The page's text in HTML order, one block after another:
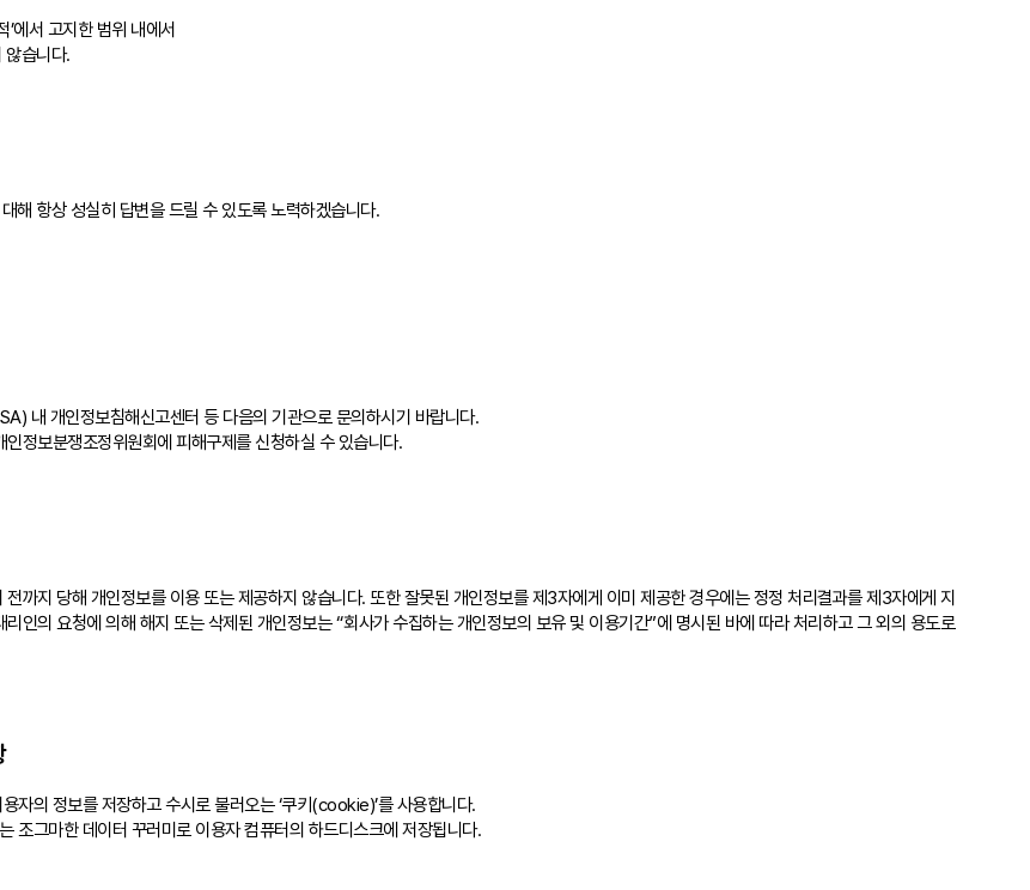
에서 고지한 범위 내에서
않습니다.
해 항상 성실히 답변을 드릴 수 있도록 노력하겠습니다.
내 개인정보침해신고센터 등 다음의 기관으로 문의하시기 바랍니다.
정보분쟁조정위원회에 피해구제를 신청하실 수 있습니다.
까지 당해 개인정보를 이용 또는 제공하지 않습니다. 또한 잘못된 개인정보를 제3자에게 이미 제공한 경우에는 정정 처리결과를 제3자에게 지
인의 요청에 의해 해지 또는 삭제된 개인정보는 “회사가 수집하는 개인정보의 보유 및 이용기간”에 명시된 바에 따라 처리하고 그 외의 용도로
자의 정보를 저장하고 수시로 불러오는 ‘쿠키(cookie)’를 사용합니다.
조그마한 데이터 꾸러미로 이용자 컴퓨터의 하드디스크에 저장됩니다.